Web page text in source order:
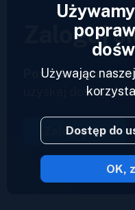
Zaloguj
Posiadasz już
uzyskaj dostęp do
Zaloguj się
Używając
Dostęp do
OK,